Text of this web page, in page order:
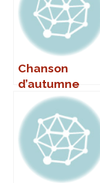
Chanson
d’autumne